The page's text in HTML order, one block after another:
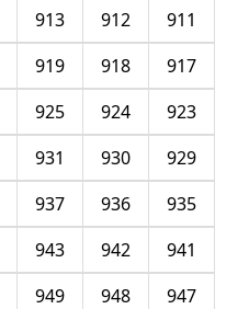
911
912
913
917
918
919
923
924
925
929
930
931
935
936
937
941
942
943
947
948
949